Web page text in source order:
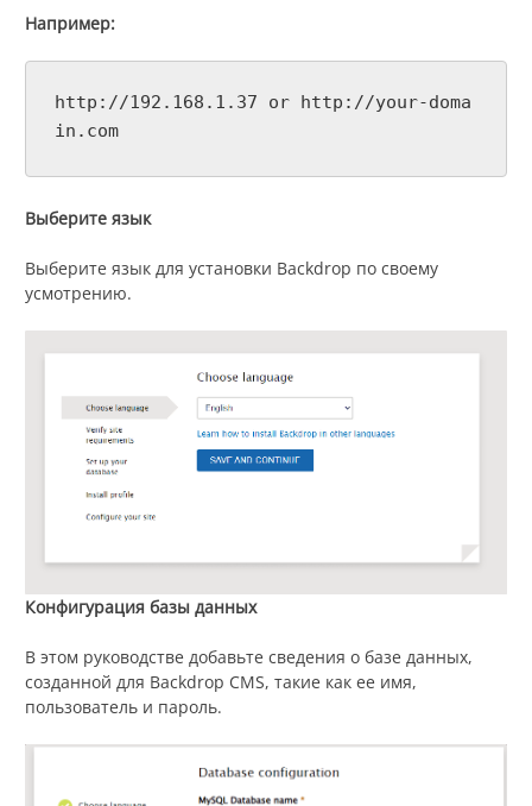
Например:
http://192.168.1.37 or http://your-doma
in.com
Выберите язык
Выберите язык для установки Backdrop по своему
усмотрению.
Конфигурация базы данных
В этом руководстве добавьте сведения о базе данных,
созданной для Backdrop CMS, такие как ее имя,
пользователь и пароль.